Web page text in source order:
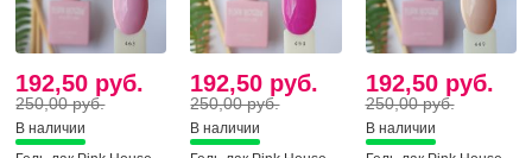
192,50 руб.
250,00 руб.
В наличии
192,50 руб.
250,00 руб.
В наличии
192,50 руб.
250,00 руб.
В наличии